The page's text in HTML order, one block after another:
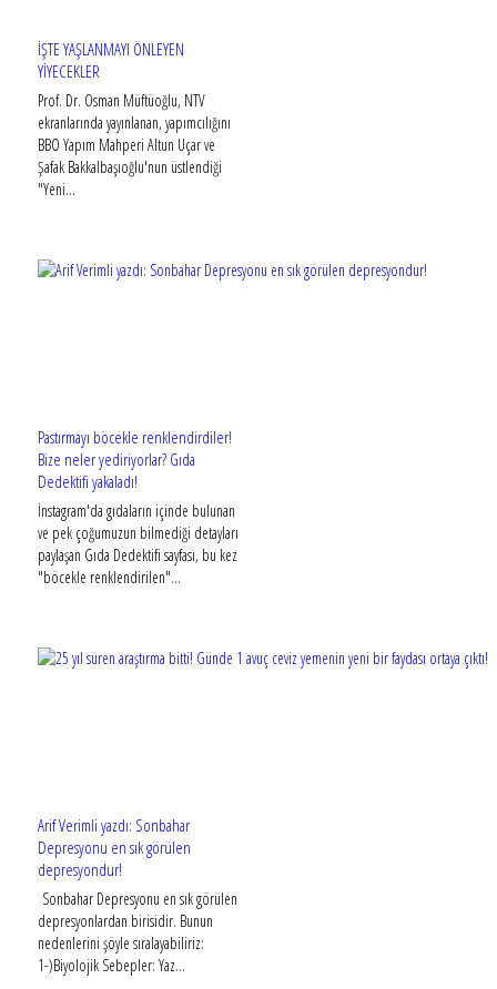
İŞTE YAŞLANMAYI ÖNLEYEN
YİYECEKLER
Prof. Dr. Osman Müftüoğlu, NTV
ekranlarında yayınlanan, yapımcılığını
BBO Yapım Mahperi Altun Uçar ve
Şafak Bakkalbaşıoğlu'nun üstlendiği
"Yeni...
Pastırmayı böcekle renklendirdiler!
Bize neler yediriyorlar? Gıda
Dedektifi yakaladı!
İnstagram'da gıdaların içinde bulunan
ve pek çoğumuzun bilmediği detayları
paylaşan Gıda Dedektifi sayfası, bu kez
"böcekle renklendirilen"...
Arif Verimli yazdı: Sonbahar
Depresyonu en sık görülen
depresyondur!
Sonbahar Depresyonu en sık görülen
depresyonlardan birisidir. Bunun
nedenlerini şöyle sıralayabiliriz:
1-)Biyolojik Sebepler: Yaz...